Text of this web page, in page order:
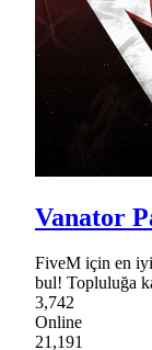
Vanator
FiveM için en
bul! Topluluğa
3,742
Online
21,191